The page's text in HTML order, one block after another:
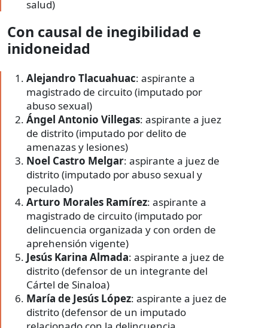
inidoneidad
magistrado de circuito (imputado por
abuso sexual)
Ángel Antonio Villegas
de distrito (imputado por delito de
amenazas y lesiones)
Noel Castro Melgar: aspirante a juez de
distrito (imputado por abuso sexual y
peculado)
Arturo Morales Ramírez
magistrado de circuito (imputado por
delincuencia organizada y con orden de
aprehensión vigente)
Jesús Karina Almada
distrito (defensor de un integrante del
Cártel de Sinaloa)
María de Jesús López
distrito (defensor de un imputado
relacionado con la delincuencia